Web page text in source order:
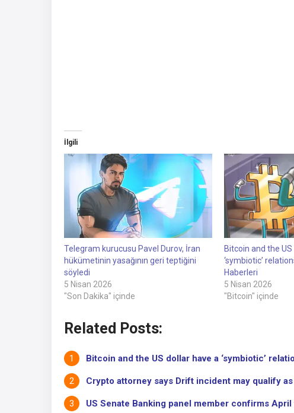
İlgili
Telegram kurucusu Pavel Durov, İran
hükümetinin yasağının geri teptiğini
söyledi
5 Nisan 2026
"Son Dakika" içinde
Bitcoin and the
‘symbiotic’
Haberleri
5 Nisan 2026
"Bitcoin" içinde
Related Posts:
Bitcoin and the US dollar have a ‘symbiotic’
Crypto attorney says Drift incident may qualify
US Senate Banking panel member confirms